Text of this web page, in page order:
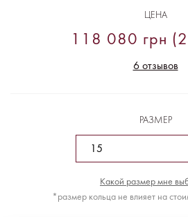
ЦЕНА
118 080 грн
6 отзывов
РАЗМЕР
Какой размер мне
*размер кольца не влияет на